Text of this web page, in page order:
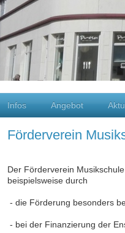
Infos Angebot
Förderverein
Der Förderverein
beispielsweise durch
- die Förderung besonders
- bei der Finanzierung der